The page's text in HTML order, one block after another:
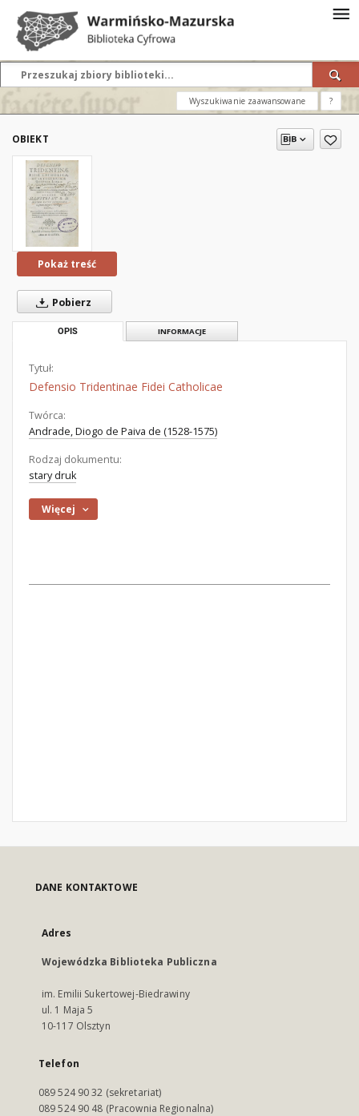
Wyszukiwanie zaawansowane ?
OBIEKT
Pokaż treść
Pobierz
OPIS INFORMACJE
Tytuł:
Defensio Tridentinae Fidei Catholicae
Twórca:
Andrade, Diogo de Paiva de (1528-1575)
Rodzaj dokumentu:
stary druk
Więcej
DANE KONTAKTOWE
Adres
Wojewódzka Biblioteka Publiczna
im. Emilii Sukertowej-Biedrawiny
ul. 1 Maja 5
10-117 Olsztyn
Telefon
089 524 90 32 (sekretariat)
089 524 90 48 (Pracownia Regionalna)